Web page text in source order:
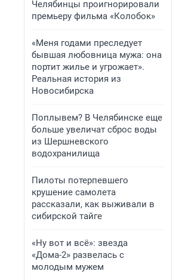
Челябинцы проигнорировали
премьеру фильма «Колобок»
«Меня годами преследует
бывшая любовница мужа: она
портит жилье и угрожает».
Реальная история из
Новосибирска
Поплывем? В Челябинске еще
больше увеличат сброс воды
из Шершневского
водохранилища
Пилоты потерпевшего
крушение самолета
рассказали, как выживали в
сибирской тайге
«Ну вот и всё»: звезда
«Дома-2» развелась с
молодым мужем